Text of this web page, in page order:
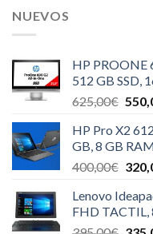
NUEVOS
HP PROONE
512 GB SSD,
625,00€
HP Pro X2
GB, 8 GB
400,00€
Lenovo
FHD TACTIL,